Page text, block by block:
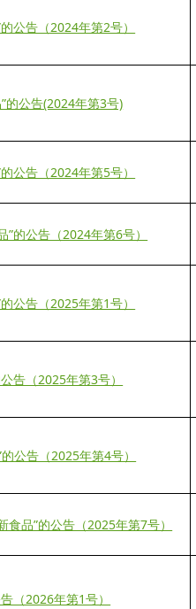
公告（2024年第2号）
的公告(2024年第3号)
公告（2024年第5号）
的公告（2024年第6号）
公告（2025年第1号）
告（2025年第3号）
公告（2025年第4号）
品”的公告（2025年第7号）
（2026年第1号）